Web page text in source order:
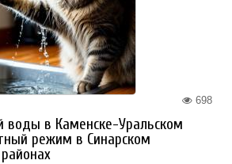
698
воды в Каменске-Уральском
режим в Синарском